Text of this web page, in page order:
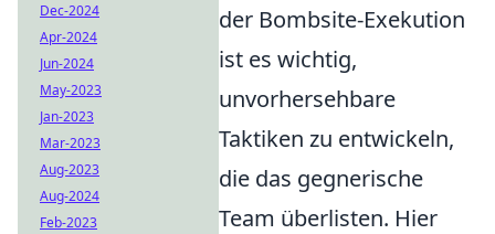
der Bombsite-Exekution
ist es wichtig,
unvorhersehbare
Taktiken zu entwickeln,
die das gegnerische
Team überlisten. Hier
Dec-2024
Apr-2024
Jun-2024
May-2023
Jan-2023
Mar-2023
Aug-2023
Aug-2024
Feb-2023